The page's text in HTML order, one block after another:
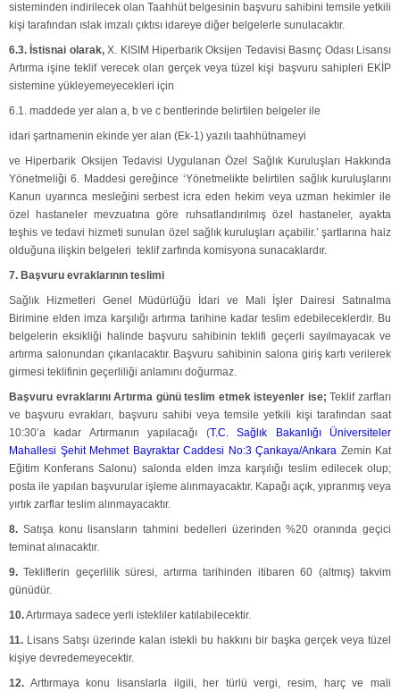
sisteminden indirilecek olan Taahhüt belgesinin başvuru sahibini temsile yetkili
kişi tarafından ıslak imzalı çıktısı idareye diğer belgelerle sunulacaktır.
6.3. İstisnai olarak, X. KISIM Hiperbarik Oksijen Tedavisi Basınç Odası Lisansı
Artırma işine teklif verecek olan gerçek veya tüzel kişi başvuru sahipleri EKİP
sistemine yükleyemeyecekleri için
6.1. maddede yer alan a, b ve c bentlerinde belirtilen belgeler ile
idari şartnamenin ekinde yer alan (Ek-1) yazılı taahhütnameyi
ve Hiperbarik Oksijen Tedavisi Uygulanan Özel Sağlık Kuruluşları Hakkında
Yönetmeliği 6. Maddesi gereğince ‘Yönetmelikte belirtilen sağlık kuruluşlarını
Kanun uyarınca mesleğini serbest icra eden hekim veya uzman hekimler ile
özel hastaneler mevzuatına göre ruhsatlandırılmış özel hastaneler, ayakta
teşhis ve tedavi hizmeti sunulan özel sağlık kuruluşları açabilir.’ şartlarına haiz
olduğuna ilişkin belgeleri teklif zarfında komisyona sunacaklardır.
7. Başvuru evraklarının teslimi
Sağlık Hizmetleri Genel Müdürlüğü İdari ve Mali İşler Dairesi Satınalma
Birimine elden imza karşılığı artırma tarihine kadar teslim edebileceklerdir. Bu
belgelerin eksikliği halinde başvuru sahibinin teklifi geçerli sayılmayacak ve
artırma salonundan çıkarılacaktır. Başvuru sahibinin salona giriş kartı verilerek
girmesi teklifinin geçerliliği anlamını doğurmaz.
Başvuru evraklarını Artırma günü teslim etmek isteyenler ise; Teklif zarfları
ve başvuru evrakları, başvuru sahibi veya temsile yetkili kişi tarafından saat
10:30’a kadar Artırmanın yapılacağı (T.C. Sağlık Bakanlığı Üniversiteler
Mahallesi Şehit Mehmet Bayraktar Caddesi No:3 Çankaya/Ankara Zemin Kat
Eğitim Konferans Salonu) salonda elden imza karşılığı teslim edilecek olup;
posta ile yapılan başvurular işleme alınmayacaktır. Kapağı açık, yıpranmış veya
yırtık zarflar teslim alınmayacaktır.
8. Satışa konu lisansların tahmini bedelleri üzerinden %20 oranında geçici
teminat alınacaktır.
9. Tekliflerin geçerlilik süresi, artırma tarihinden itibaren 60 (altmış) takvim
günüdür.
10.Artırmaya sadece yerli istekliler katılabilecektir.
11. Lisans Satışı üzerinde kalan istekli bu hakkını bir başka gerçek veya tüzel
kişiye devredemeyecektir.
12. Arttırmaya konu lisanslarla ilgili, her türlü vergi, resim, harç ve mali